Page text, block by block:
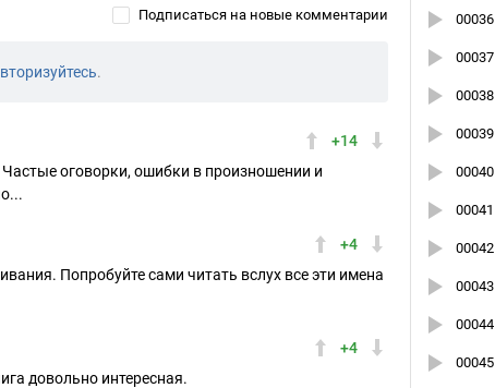
00036
00037
00038
00039
00040
00041
00042
00043
00044
00045
Подписаться на новые комментарии
.
+14
оговорки, ошибки в произношении и
+4
Попробуйте сами читать вслух все эти имена
+4
довольно интересная.